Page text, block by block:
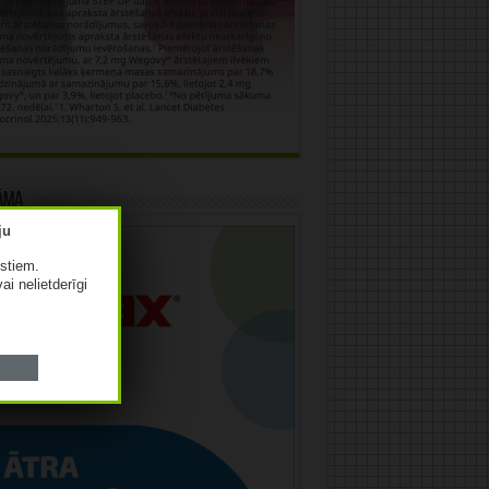
nelietderīgi